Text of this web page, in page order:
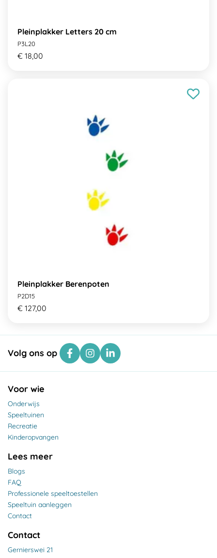
Pleinplakker Letters 20 cm
P3L20
€ 18,00
Pleinplakker Berenpoten
P2D15
€ 127,00
Volg ons op
Voor wie
Onderwijs
Speeltuinen
Recreatie
Kinderopvangen
Lees meer
Blogs
FAQ
Professionele speeltoestellen
Speeltuin aanleggen
Contact
Contact
Gernierswei 21